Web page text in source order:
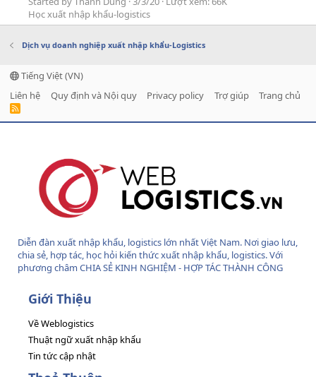
Học xuất nhập khẩu-logistics
Dịch vụ doanh nghiệp xuất nhập khẩu-Logistics
Tiếng Việt (VN)
Liên hệ
Quy định và Nội quy Privacy policy Trợ giúp Trang chủ
R
Diễn đàn xuất nhập khẩu, logistics lớn nhất Việt Nam. Nơi giao lưu,
chia sẻ, hợp tác, học hỏi kiến thức xuất nhập khẩu, logistics. Với
phương châm CHIA SẺ KINH NGHIỆM - HỢP TÁC THÀNH CÔNG
Giới Thiệu
Về Weblogistics
Thuật ngữ xuất nhập khẩu
Tin tức cập nhật